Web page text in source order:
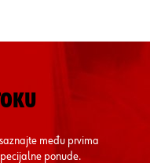
među prvima
ponude.